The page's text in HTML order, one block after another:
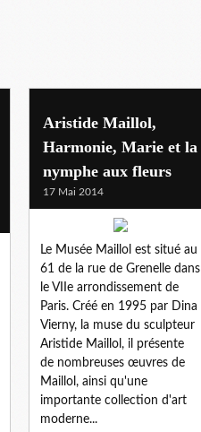
Aristide Maillol,
Harmonie, Marie et la
nymphe aux fleurs
17 Mai 2014
Le Musée Maillol est situé au
61 de la rue de Grenelle dans
le VIIe arrondissement de
Paris. Créé en 1995 par Dina
Vierny, la muse du sculpteur
Aristide Maillol, il présente
de nombreuses œuvres de
Maillol, ainsi qu'une
importante collection d'art
moderne...